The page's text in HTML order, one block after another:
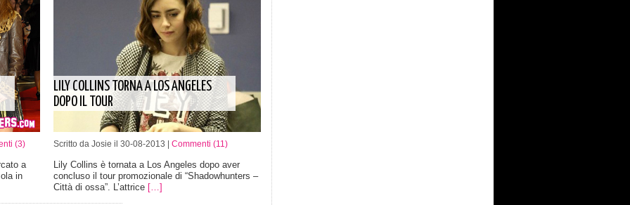
(3)
a
in
LILY COLLINS TORNA A LOS ANGELES
DOPO IL TOUR
Scritto da Josie il 30-08-2013 | Commenti (11)
Lily Collins è tornata a Los Angeles dopo aver
concluso il tour promozionale di “Shadowhunters –
Città di ossa”. L’attrice […]